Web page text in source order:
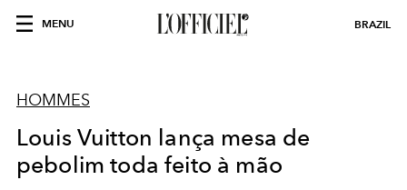
MENU BRAZIL
HOMMES
Louis Vuitton lança mesa de
pebolim toda feito à mão